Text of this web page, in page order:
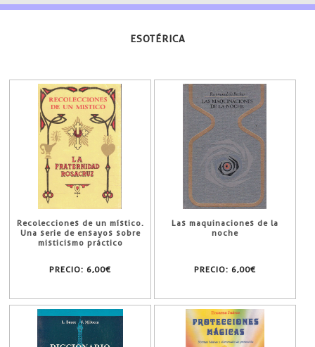
ESOTÉRICA
Recolecciones de un místico.
Una serie de ensayos sobre
misticismo práctico
PRECIO: 6,00€
Las maquinaciones de la
noche
PRECIO: 6,00€